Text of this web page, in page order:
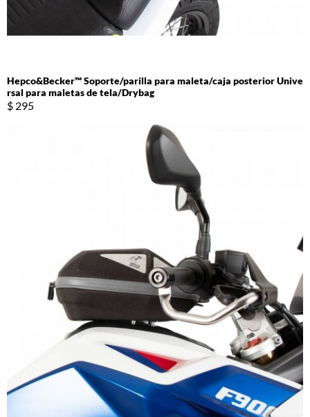
Hepco&Becker™ Soporte/parilla para maleta/caja posterior Unive
rsal para maletas de tela/Drybag
$ 295